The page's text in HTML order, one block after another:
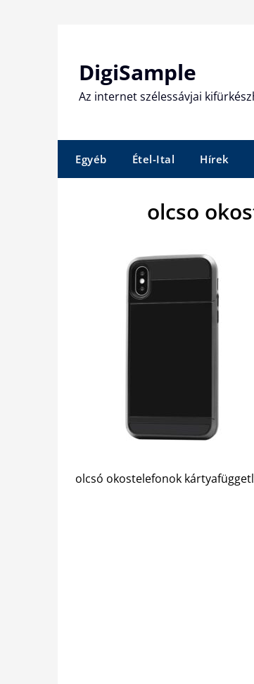
DigiSample
Az internet szélessávjai
Egyéb Étel-Ital Hírek
olcso
olcsó okostelefonok